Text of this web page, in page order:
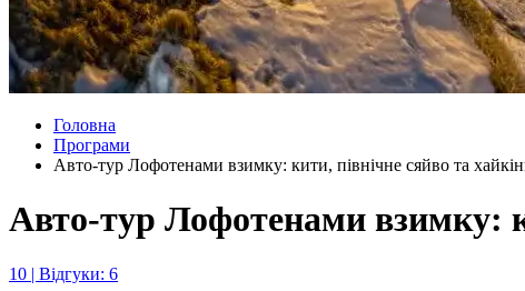
Головна
Програми
Авто-тур Лофотенами взимку: кити, північне сяйво та
Авто-тур Лофотенами взимку:
10 | Відгуки: 6